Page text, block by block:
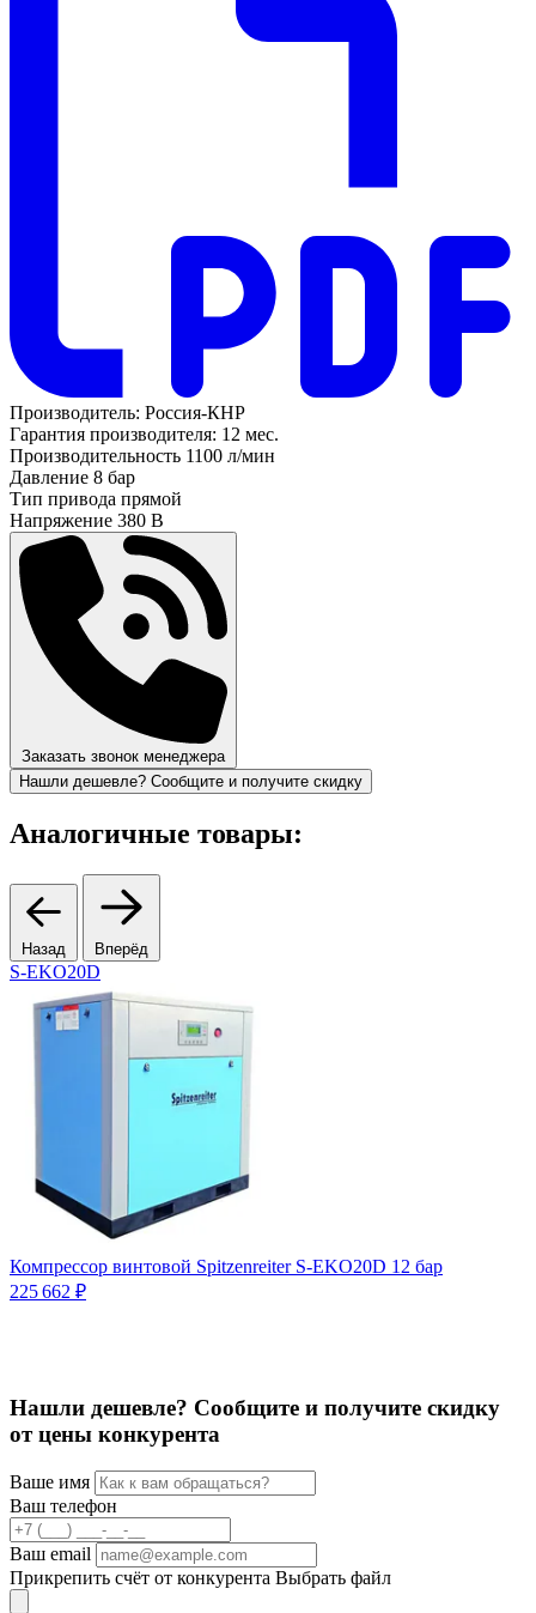
Производитель: Россия-КНР
Гарантия производителя: 12 мес.
Производительность 1100 л/мин
Давление 8 бар
Тип привода прямой
Напряжение 380 В
Заказать звонок менеджера
Нашли дешевле? Сообщите и получите скидку
Аналогичные товары:
Назад Вперёд
S-EKO20D
Компрессор винтовой Spitzenreiter S-EKO20D 12 бар
225 662 ₽
Нашли дешевле? Сообщите и получите скидку
от цены конкурента
Ваше имя
Ваш телефон
Ваш email
Прикрепить счёт от конкурента Выбрать файл